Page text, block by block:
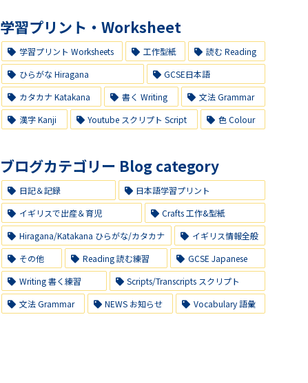
学習プリント・Worksheet
学習プリント Worksheets 工作型紙
読む Reading
ひらがな Hiragana
GCSE日本語
カタカナ Katakana
書く Writing
文法 Grammar
漢字 Kanji
Youtube スクリプト Script 色 Colour
ブログカテゴリー Blog category
日記＆記録
日本語学習プリント
イギリスで出産＆育児
Crafts 工作&型紙
Hiragana/Katakana ひらがな/カタカナ
イギリス情報全般
その他
Reading 読む練習
GCSE Japanese
Writing 書く練習
Scripts/Transcripts スクリプト
文法 Grammar
NEWS お知らせ Vocabulary 語彙